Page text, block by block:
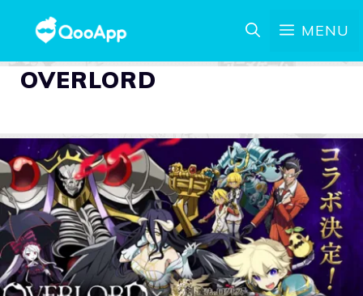
MENU
OVERLORD